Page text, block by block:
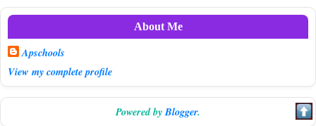
About Me
Apschools
View my complete profile
Powered byBlogger.